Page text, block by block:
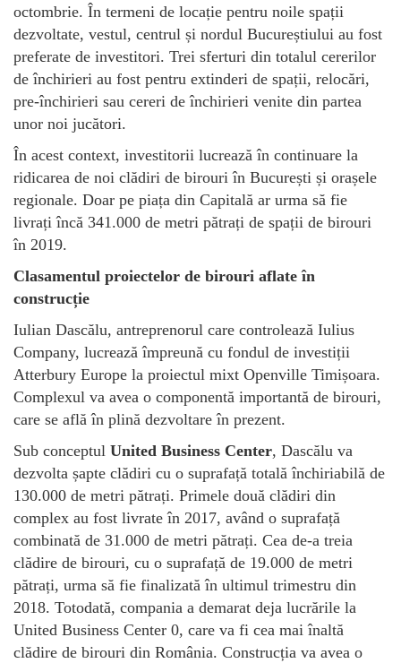
octombrie. În termeni de locație pentru noile spații
dezvoltate, vestul, centrul și nordul Bucureștiului au fost
preferate de investitori. Trei sferturi din totalul cererilor
de închirieri au fost pentru extinderi de spații, relocări,
pre-închirieri sau cereri de închirieri venite din partea
unor noi jucători.
În acest context, investitorii lucrează în continuare la
ridicarea de noi clădiri de birouri în București și orașele
regionale. Doar pe piața din Capitală ar urma să fie
livrați încă 341.000 de metri pătrați de spații de birouri
în 2019.
Clasamentul proiectelor de birouri aflate în
construcție
Iulian Dascălu, antreprenorul care controlează Iulius
Company, lucrează împreună cu fondul de investiții
Atterbury Europe la proiectul mixt Openville Timișoara.
Complexul va avea o componentă importantă de birouri,
care se află în plină dezvoltare în prezent.
Sub conceptul United Business Center, Dascălu va
dezvolta șapte clădiri cu o suprafață totală închiriabilă de
130.000 de metri pătrați. Primele două clădiri din
complex au fost livrate în 2017, având o suprafață
combinată de 31.000 de metri pătrați. Cea de-a treia
clădire de birouri, cu o suprafață de 19.000 de metri
pătrați, urma să fie finalizată în ultimul trimestru din
2018. Totodată, compania a demarat deja lucrările la
United Business Center 0, care va fi cea mai înaltă
clădire de birouri din România. Construcția va avea o